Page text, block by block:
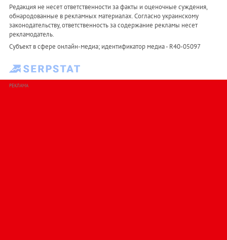
Редакция не несет ответственности за факты и оценочные суждения,
обнародованные в рекламных материалах. Согласно украинскому
законодательству, ответственность за содержание рекламы несет
рекламодатель.
Субъект в сфере онлайн-медиа; идентификатор медиа - R40-05097
РЕКЛАМА